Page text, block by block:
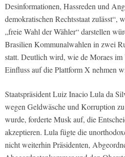
Desinformationen, Hassreden und
demokratischen Rechtsstaat zulässt“,
„freie Wahl der Wähler“ darstellen
Brasilien Kommunalwahlen in zwei
statt. Deutlich wird, wie de Moraes im
Einfluss auf die Plattform X nehmen
Staatspräsident Luiz Inacio Lula da
wegen Geldwäsche und Korruption
wurde, forderte Musk auf, die
akzeptieren. Lula fügte die
nicht weiterhin Präsidenten,